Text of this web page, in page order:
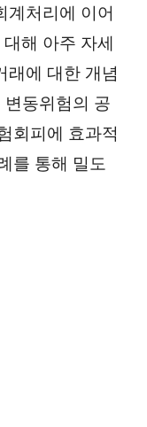
계처리에 이어
해 아주 자세
래에 대한 개념
동위험의 공
회피에 효과적
를 통해 밀도